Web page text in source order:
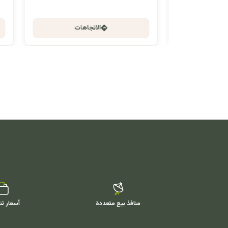
الاتجاهات
منافذ بيع متعددة أسعار